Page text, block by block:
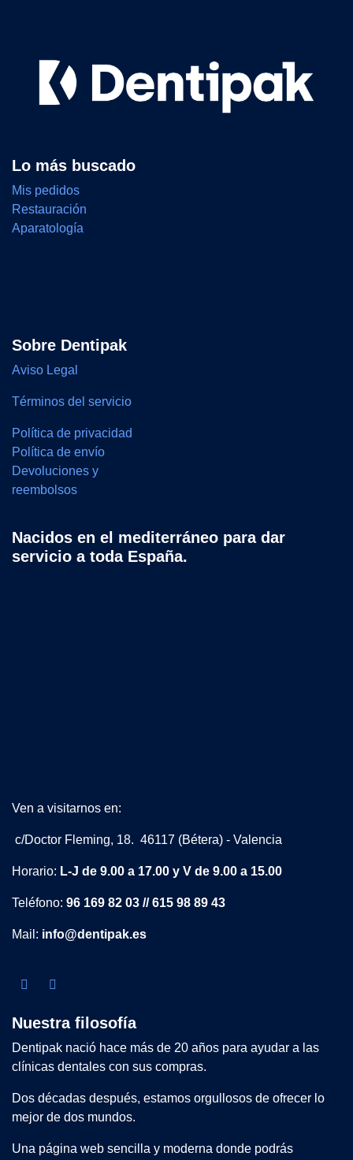
Lo más buscado
Mis pedidos
Restauración
Aparatología
Sobre Dentipak
Aviso Legal
Términos del servicio
Política de privacidad
Política de envío
Devoluciones y
reembolsos
Nacidos en el mediterráneo para dar
servicio a toda España.
Ven a visitarnos en:
c/Doctor Fleming, 18. 46117 (Bétera) - Valencia
Horario: L-J de 9.00 a 17.00 y V de 9.00 a 15.00
Teléfono: 96 169 82 03 // 615 98 89 43
Mail: info@dentipak.es
Nuestra filosofía
Dentipak nació hace más de 20 años para ayudar a las
clínicas dentales con sus compras.
Dos décadas después, estamos orgullosos de ofrecer lo
mejor de dos mundos.
Una página web sencilla y moderna donde podrás